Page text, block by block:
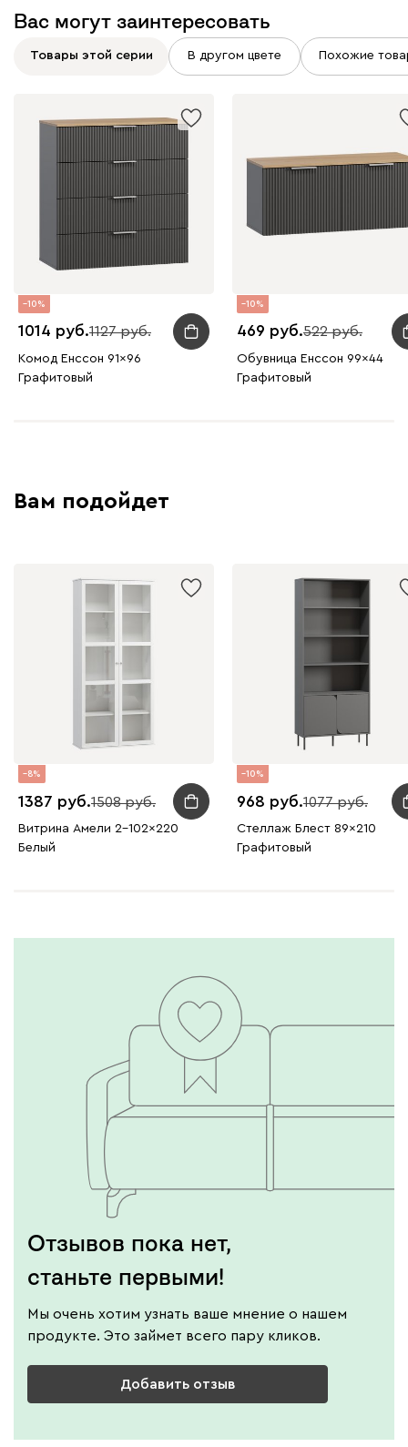
Вас могут заинтересовать
Товары этой серии В другом цвете Похожие
10
1014 1127
Комод Енссон 91x96
Графитовый
10
469 522
Обувница Енссон 99x44
Графитовый
Вам подойдет
8
1387 1508
Витрина Амели 2-102x220
Белый
10
968 1077
Стеллаж Блест 89x210
Графитовый
Отзывов пока нет,
станьте первыми!
Мы очень хотим узнать ваше мнение о нашем
продукте. Это займет всего пару кликов.
Добавить отзыв